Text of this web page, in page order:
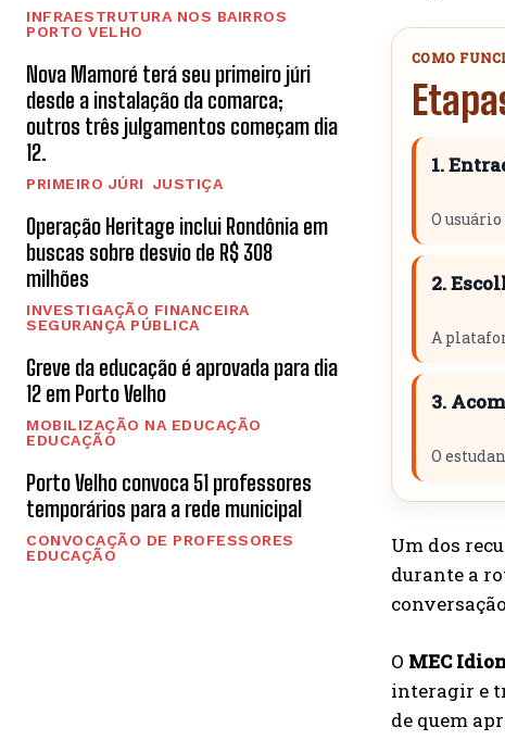
INFRAESTRUTURA NOS BAIRROS
PORTO VELHO
Nova Mamoré terá seu primeiro júri
desde a instalação da comarca;
outros três julgamentos começam dia
12.
PRIMEIRO JÚRI JUSTIÇA
Operação Heritage inclui Rondônia em
buscas sobre desvio de R$ 308
milhões
INVESTIGAÇÃO FINANCEIRA
SEGURANÇA PÚBLICA
Greve da educação é aprovada para dia
12 em Porto Velho
MOBILIZAÇÃO NA EDUCAÇÃO
EDUCAÇÃO
Porto Velho convoca 51 professores
temporários para a rede municipal
CONVOCAÇÃO DE PROFESSORES
EDUCAÇÃO
COMO
1.
O
2.
A
3.
O
Um dos
durante a
O MEC
interagir e
de quem